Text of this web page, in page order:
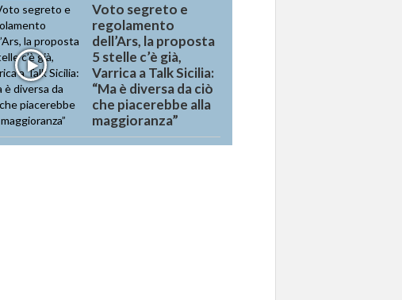
Voto segreto e
regolamento
dell’Ars, la proposta
5 stelle c’è già,
Varrica a Talk Sicilia:
“Ma è diversa da ciò
che piacerebbe alla
maggioranza”